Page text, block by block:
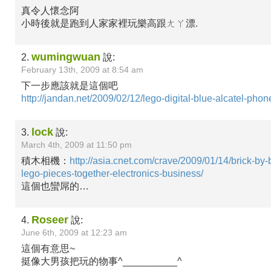
真令人懷念阿
小時後就是跑到人家家裡玩樂高跟ㄤㄚ漂.
2. wumingwuan 說:
February 13th, 2009 at 8:54 am
下一步應該就是這個吧
http://jandan.net/2009/02/12/lego-digital-blue-alcatel-
3. lock 說:
March 4th, 2009 at 11:50 pm
積木相機： http://asia.cnet.com/crave/2009/01/14/brick-by-
lego-pieces-together-electronics-business/
這個也蠻屌的…
4. Roseer 說:
June 6th, 2009 at 12:23 am
這個有意思~
挺像大男孩把玩的物事^__________^